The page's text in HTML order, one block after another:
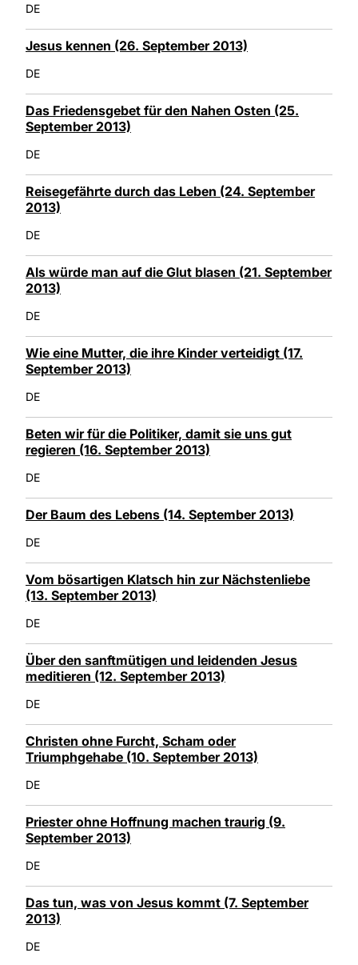
DE
Jesus kennen (26. September 2013)
DE
Das Friedensgebet für den Nahen Osten (25.
September 2013)
DE
Reisegefährte durch das Leben (24. September
2013)
DE
Als würde man auf die Glut blasen (21. September
2013)
DE
Wie eine Mutter, die ihre Kinder verteidigt (17.
September 2013)
DE
Beten wir für die Politiker, damit sie uns gut
regieren (16. September 2013)
DE
Der Baum des Lebens (14. September 2013)
DE
Vom bösartigen Klatsch hin zur Nächstenliebe
(13. September 2013)
DE
Über den sanftmütigen und leidenden Jesus
meditieren (12. September 2013)
DE
Christen ohne Furcht, Scham oder
Triumphgehabe (10. September 2013)
DE
Priester ohne Hoffnung machen traurig (9.
September 2013)
DE
Das tun, was von Jesus kommt (7. September
2013)
DE